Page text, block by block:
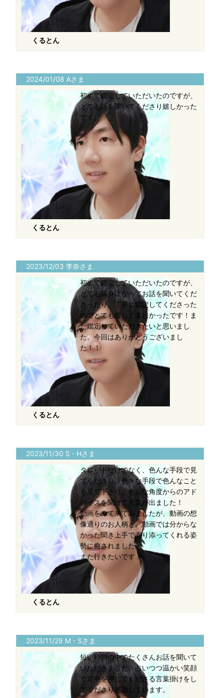
くるとん
2024/01/08 Aさま
くるとん
初めて鑑定していただいたのですが、
とても話を聞いてくださり嬉しかった
です。
2023/12/03 李奈さま
くるとん
初めて鑑定していただいたのですが、
とても親身になってお話を聞いてくだ
さったり、丁寧に鑑定してくださった
のでとても嬉しく楽しかったです！ま
た鑑定していただきたいと思いまし
た。今回はありがとうございまし
た！！
2023/11/30 S・Hさま
くるとん
タロットだけでなく、色んな手段で見
てくださり、色々な手段で色んなこと
を見て下さり、色んな角度からのアド
バイスを聞けて元気が出ました！
動画をみて来てみましたが、動画の想
像通りのお人柄と、動画では分からな
かった聞き上手で寄り添ってくれる姿
勢に癒されました。
また行きたいです！
2023/11/29 M・Sさま
短い時間の中でたくさんお話を聞いて
いただきました。占いつつ温かい笑顔
で背中を押してくださる言葉掛けをし
てくださり感謝しています。